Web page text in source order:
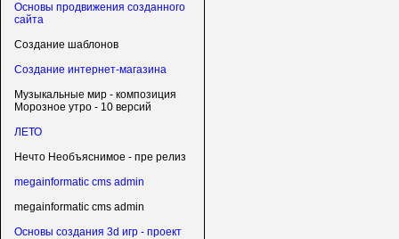
Основы продвижения созданного
сайта
Создание шаблонов
Создание интернет-магазина
Музыкальные мир - композиция
Морозное утро - 10 версий
ЛЕТО
Нечто Необъяснимое - пре релиз
megainformatic cms admin
megainformatic cms admin
Основы создания 3d игр - проект